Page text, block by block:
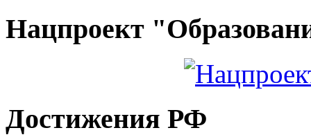
Нацпроект
Достижения РФ